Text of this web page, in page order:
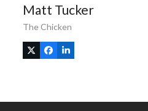
Matt Tucker
The Chicken
X FacebookLinkedin